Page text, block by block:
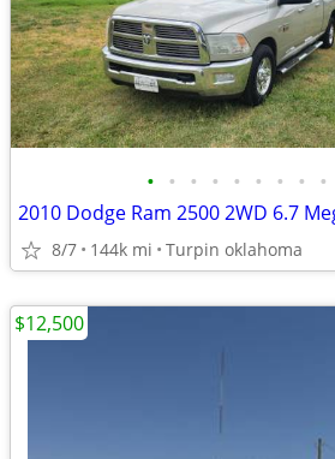
• • • • • • • • •
2010 Dodge Ram 2500 2WD 6.7
8/7 144k mi Turpin oklahoma
$12,500